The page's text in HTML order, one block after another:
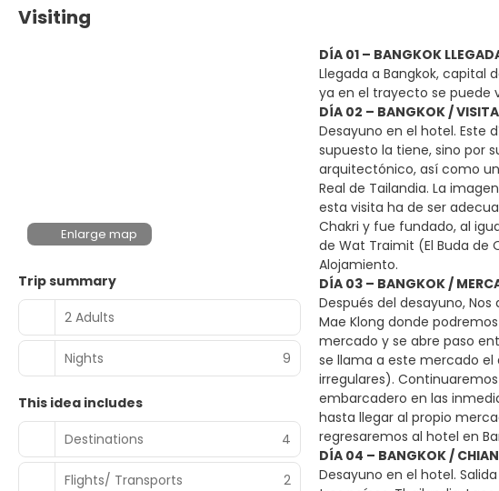
Visiting
Enlarge map
Trip summary
2 Adults
Nights 9
This idea includes
Destinations
4
Flights/ Transports 2
DÍA 01 – BANGKOK
Llegada a Bangkok, capital
ya en el trayecto se puede
DÍA 02 – BANGKOK /
Desayuno en el hotel. Este
supuesto la tiene, sino por
arquitectónico, así como
Real de Tailandia. La
esta visita ha de ser
Chakri y fue fundado, al
de Wat Traimit (El Buda de
Alojamiento.
DÍA 03 – BANGKOK /
Después del desayuno,
Mae Klong donde
mercado y se abre paso
se llama a este mercado el
irregulares).
embarcadero en las
hasta llegar al propio
regresaremos al hotel en
DÍA 04 – BANGKOK /
Desayuno en el hotel.